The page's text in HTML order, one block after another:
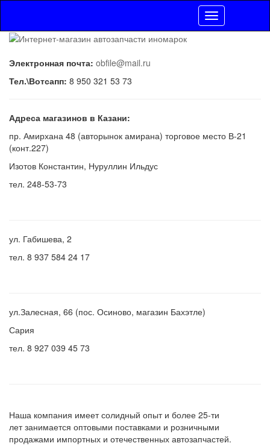
Toggle
navigation
Электронная почта: obfile@mail.ru
Тел.\Вотсапп: 8 950 321 53 73
Адреса магазинов в Казани:
пр. Амирхана 48 (авторынок амирана) торговое место В-21
(конт.227)
Изотов Константин, Нуруллин Ильдус
тел. 248-53-73
ул. Габишева, 2
тел. 8 937 584 24 17
ул.Залесная, 66 (пос. Осиново, магазин Бахэтле)
Сария
тел. 8 927 039 45 73
Наша компания имеет солидный опыт и более 25-ти
лет занимается оптовыми поставками и розничными
продажами импортных и отечественных автозапчастей.